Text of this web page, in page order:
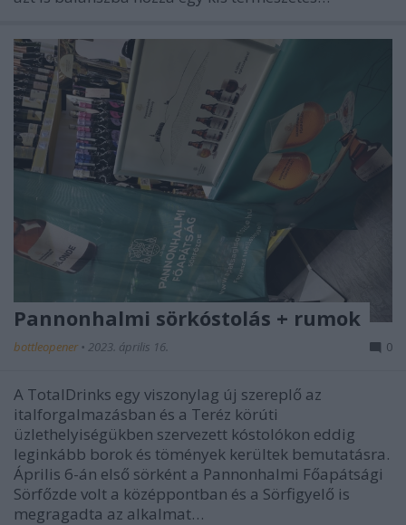
Pannonhalmi sörkóstolás + rumok
bottleopener • 2023. április 16. 0
A TotalDrinks egy viszonylag új szereplő az
italforgalmazásban és a Teréz körúti
üzlethelyiségükben szervezett kóstolókon eddig
leginkább borok és tömények kerültek bemutatásra.
Április 6-án első sörként a Pannonhalmi Főapátsági
Sörfőzde volt a középpontban és a Sörfigyelő is
megragadta az alkalmat…